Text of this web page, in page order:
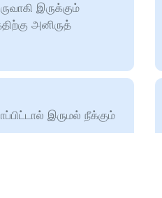
இருக்கும்
அனிருத்
இருமல் நீக்கும்